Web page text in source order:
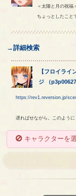
＜太陽と月の祝福
ちょっとしたこと
→詳細検索
【フロイライ
ジ （
https://rev1.reversion.jp/
遅ればせながら。このように
キャラクターを